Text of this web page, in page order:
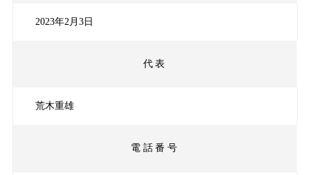
2023年2月3日
代表
荒木重雄
電話番号